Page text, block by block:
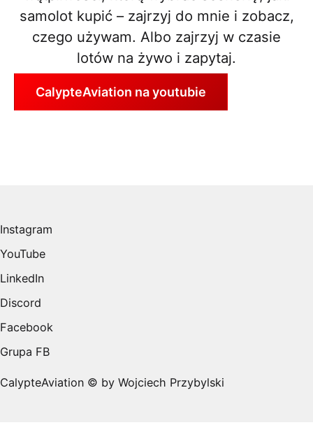
samolot kupić – zajrzyj do mnie i zobacz,
czego używam. Albo zajrzyj w czasie
lotów na żywo i zapytaj.
CalypteAviation na youtubie
CalypteAviation © by Wojciech Przybylski
Instagram
YouTube
LinkedIn
Discord
Facebook
Grupa FB